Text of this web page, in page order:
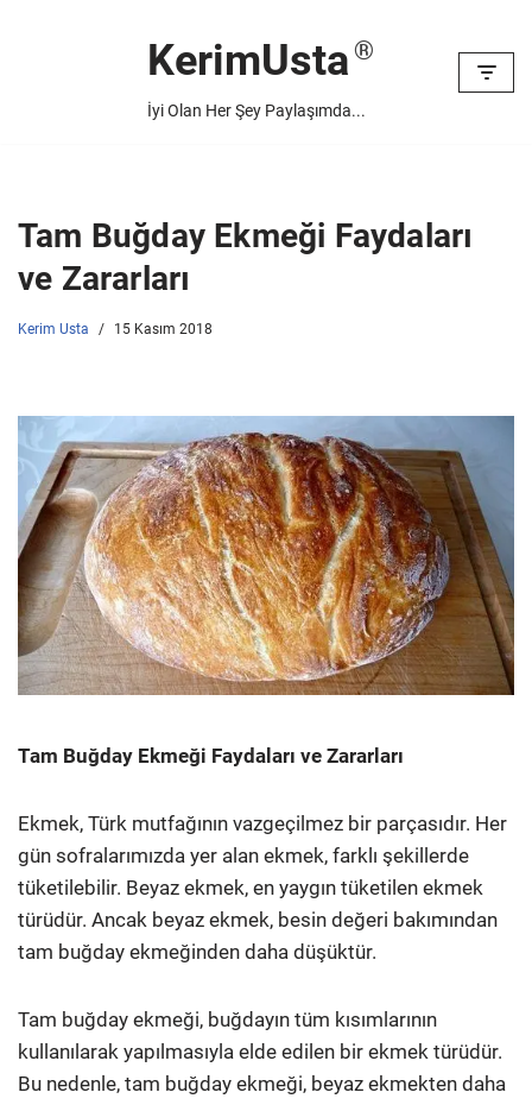
KerimUsta
İyi Olan Her Şey Paylaşımda...
Tam Buğday Ekmeği Faydaları
ve Zararları
Kerim Usta 15 Kasım 2018
Tam Buğday Ekmeği Faydaları ve Zararları
Ekmek, Türk mutfağının vazgeçilmez bir parçasıdır. Her
gün sofralarımızda yer alan ekmek, farklı şekillerde
tüketilebilir. Beyaz ekmek, en yaygın tüketilen ekmek
türüdür. Ancak beyaz ekmek, besin değeri bakımından
tam buğday ekmeğinden daha düşüktür.
Tam buğday ekmeği, buğdayın tüm kısımlarının
kullanılarak yapılmasıyla elde edilen bir ekmek türüdür.
Bu nedenle, tam buğday ekmeği, beyaz ekmekten daha